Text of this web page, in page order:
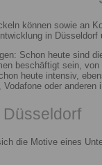
können sowie an
in
Schon heute
beschäftigt sein,
heute intensiv,
oder
Düsseldorf
die Motive eines